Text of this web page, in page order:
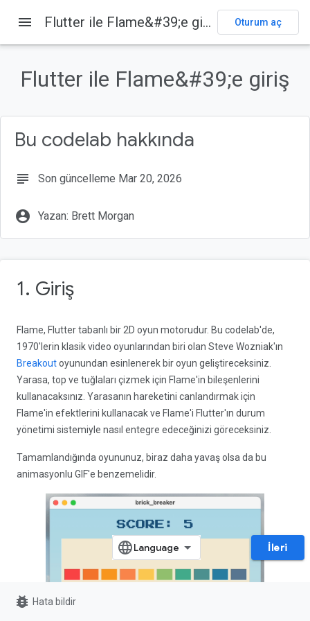
1. Giriş
Neler öğreneceksiniz?
2. Flutter ortamınızı kurma
Düzenleyici
menu Flutter ile Flame&#39;e giriş Oturum aç
Flutter ile Flame&#39;e giriş
Bu codelab hakkında
subject Son güncelleme Mar 20, 2026
account_circle Yazan: Brett Morgan
1. Giriş
Flame, Flutter tabanlı bir 2D oyun motorudur. Bu codelab'de,
1970'lerin klasik video oyunlarından biri olan Steve Wozniak'ın
Breakoutoyunundan esinlenerek bir oyun geliştireceksiniz.
Yarasa, top ve tuğlaları çizmek için Flame'in bileşenlerini
kullanacaksınız. Yarasanın hareketini canlandırmak için
Flame'in efektlerini kullanacak ve Flame'i Flutter'ın durum
yönetimi sistemiyle nasıl entegre edeceğinizi göreceksiniz.
Tamamlandığında oyununuz, biraz daha yavaş olsa da bu
animasyonlu GIF'e benzemelidir.
İleri
bug_report Hata bildir